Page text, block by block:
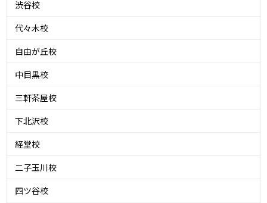
渋谷校
代々木校
自由が丘校
中目黒校
三軒茶屋校
下北沢校
経堂校
二子玉川校
四ツ谷校